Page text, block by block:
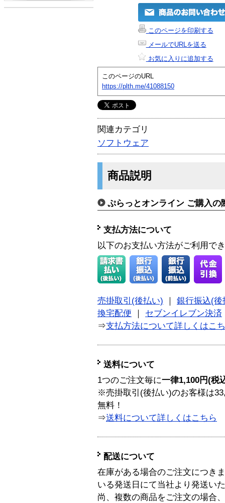
このページを印刷する
メールでURLを送る
お気に入りに追加する
このページのURL
https://plth.me/41088150
関連カテゴリ
ソフトウェア
商品説明
ぷらっとオンライン ご購入の
支払方法について
以下のお支払い方法がご利用で
売掛取引(後払い)
銀行振込(後
換宅配便
セブンイレブン決済
⇒支払方法について詳しくはこ
送料について
1つのご注文毎に一律1,100円(税
※売掛取引(後払い)のお客様は
無料！
⇒送料について詳しくはこちら
配送について
在庫がある場合のご注文につき
いる発送日にて当社より発送い
尚、複数の商品をご注文の場合